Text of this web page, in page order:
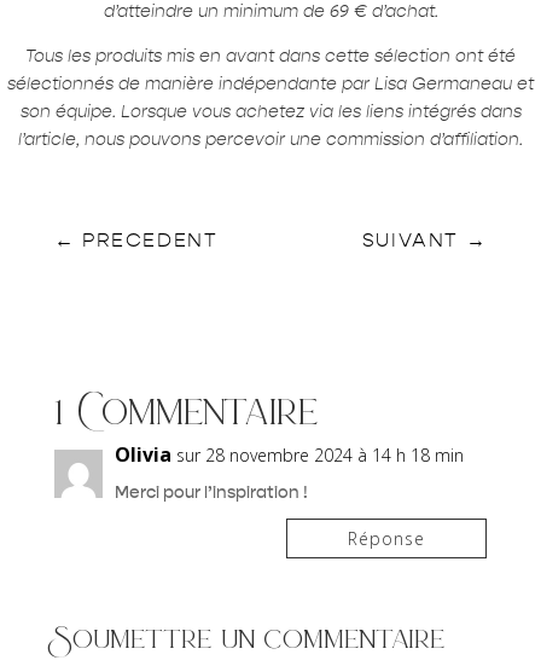
d’atteindre un minimum de 69 € d’achat.
Tous les produits mis en avant dans cette sélection ont été
sélectionnés de manière indépendante par Lisa Germaneau et
son équipe. Lorsque vous achetez via les liens intégrés dans
l’article, nous pouvons percevoir une commission d’affiliation.
← PRECEDENT SUIVANT →
1 Commentaire
Olivia sur 28 novembre 2024 à 14 h 18 min
Merci pour l’inspiration !
Réponse
Soumettre un commentaire